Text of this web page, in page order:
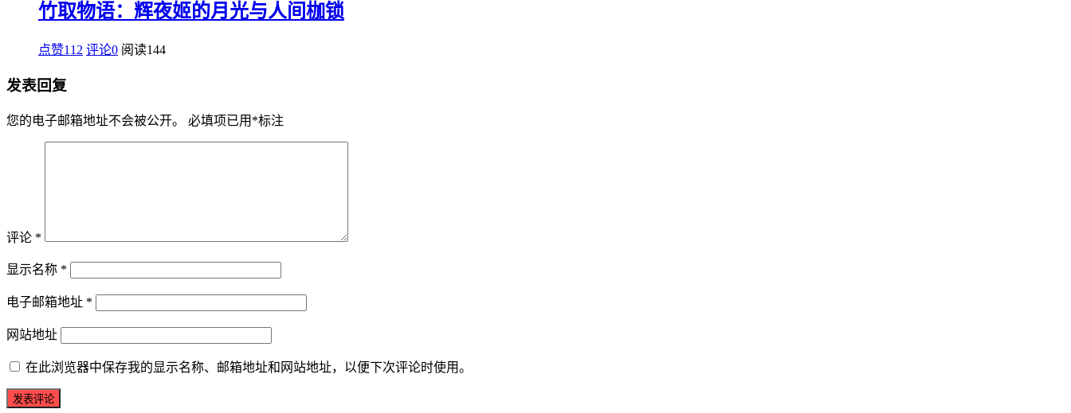
竹取物语：辉夜姬的月光与人间枷锁
点赞112 评论0 阅读144
发表回复
您的电子邮箱地址不会被公开。 必填项已用 *标注
评论 *
显示名称 *
电子邮箱地址 *
网站地址
在此浏览器中保存我的显示名称、邮箱地址和网站地址，以便下次评论时使用。